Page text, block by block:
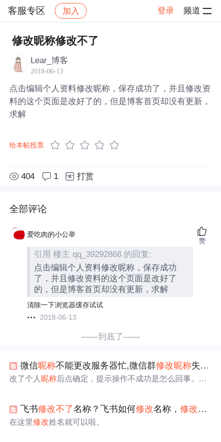
客服专区 加入 登录 频道
社区 客服专区 帖子详情
修改昵称修改不了
Lear_博客
2018-06-13
点击编辑个人资料修改昵称，保存成功了，并且修改资
料的这个页面是改好了的，但是博客首页却没有更新，
求解
给本帖投票
404 1 打赏
全部评论
爱吃肉的小公举
引用 楼主 qq_39292868 的回复:
点击编辑个人资料修改昵称，保存成功
了，并且修改资料的这个页面是改好了
的，但是博客首页却没有更新，求解
清除一下浏览器缓存试试
2018-06-13
赞
——到底了——
微信昵称不能更改服务器忙,微信群修改昵称失败？为什么微信群改
改了个人 昵称后点确定，提示操作不成功是怎么回事。其
如果操作方式不正确或者网络不畅容易导致昵称更改失
败，建议在确保网络通畅的情况下按以下步骤操作。以微
飞书修改不了名称？飞书如何修改名称，修改昵称
在这里修改姓名就可以啦。